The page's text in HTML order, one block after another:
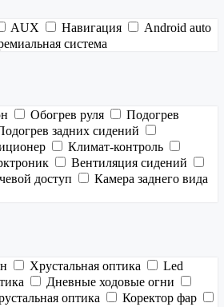
AUX Навигация
Android auto
система
Обогрев руля
Подогрев
задних сидений
Климат-контроль
Вентиляция сидений
доступ
Камера заднего вида
Хрустальная оптика
Led
Дневные ходовые огни
оптика
Коректор фар